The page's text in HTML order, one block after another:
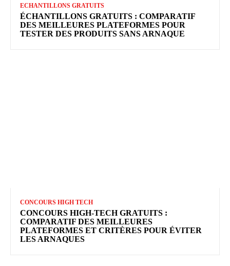
ECHANTILLONS GRATUITS
ÉCHANTILLONS GRATUITS : COMPARATIF
DES MEILLEURES PLATEFORMES POUR
TESTER DES PRODUITS SANS ARNAQUE
CONCOURS HIGH TECH
CONCOURS HIGH-TECH GRATUITS :
COMPARATIF DES MEILLEURES
PLATEFORMES ET CRITÈRES POUR ÉVITER
LES ARNAQUES